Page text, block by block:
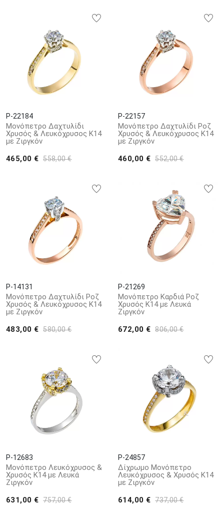
P-22184
Μονόπετρο Δαχτυλίδι
Χρυσός & Λευκόχρυσος Κ14
με Ζιργκόν
465,00 € 558,00 €
P-22157
Μονόπετρο Δαχτυλίδι Ροζ
Χρυσός & Λευκόχρυσος Κ14
με Ζιργκόν
460,00 € 552,00 €
P-14131
Μονόπετρο Δαχτυλίδι Ροζ
Χρυσός & Λευκόχρυσος Κ14
με Ζιργκόν
483,00 € 580,00 €
P-21269
Μονόπετρο Καρδιά Ροζ
Χρυσός Κ14 με Λευκά
Ζιργκόν
672,00 € 806,00 €
P-12683
Μονόπετρο Λευκόχρυσος &
Χρυσός Κ14 με Λευκά
Ζιργκόν
631,00 € 757,00 €
P-24857
Δίχρωμο Μονόπετρο
Λευκόχρυσος & Χρυσός Κ14
με Ζιργκόν
614,00 € 737,00 €